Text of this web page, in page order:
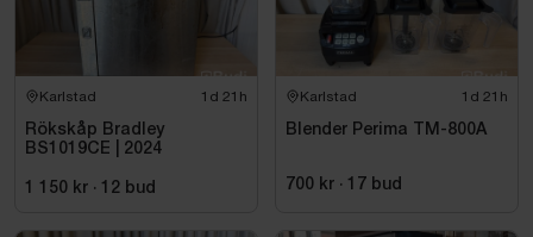
Karlstad 1d 21h
Rökskåp Bradley
BS1019CE | 2024
1 150 kr · 12 bud
Karlstad 1d 21h
Blender Perima TM-800A
700 kr · 17 bud